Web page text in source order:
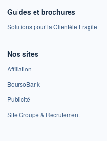
Guides et brochures
Solutions pour la Clientèle Fragile
Nos sites
Affiliation
BoursoBank
Publicité
Site Groupe & Recrutement